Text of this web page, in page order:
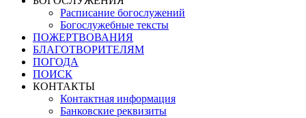
Расписание богослужений
Богослужебные тексты
ПОЖЕРТВОВАНИЯ
БЛАГОТВОРИТЕЛЯМ
ПОГОДА
ПОИСК
КОНТАКТЫ
Контактная информация
Банковские реквизиты